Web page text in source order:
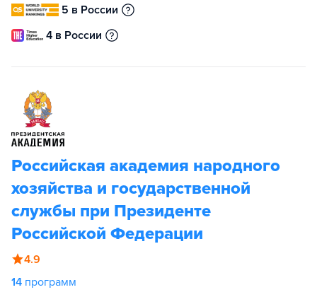
5 в России
4 в России
Российская академия народного
хозяйства и государственной
службы при Президенте
Российской Федерации
4.9
14 программ